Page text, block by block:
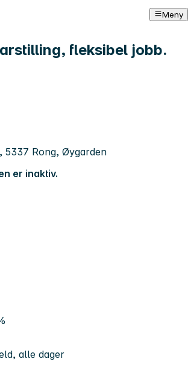
Meny
fleksibel jobb.
5337 Rong, Øygarden
er inaktiv.
alle dager